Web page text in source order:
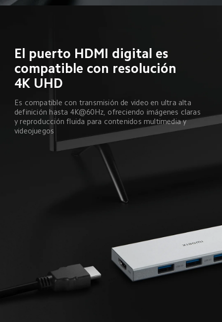
El puerto HDMI digital es
compatible con resolución
4K UHD
Es compatible con transmisión de video en ultra alta
definición hasta 4K@60Hz, ofreciendo imágenes claras
y reproducción fluida para contenidos multimedia y
videojuegos